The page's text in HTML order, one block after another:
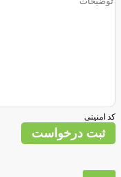
کد امنیتی
ثبت درخواست